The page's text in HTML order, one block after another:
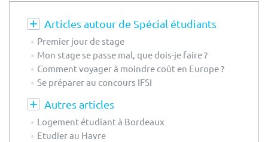
Articles autour de Spécial étudiants
Premier jour de stage
Mon stage se passe mal, que dois-je faire ?
Comment voyager à moindre coût en Europe ?
Se préparer au concours IFSI
Autres articles
Logement étudiant à Bordeaux
Etudier au Havre